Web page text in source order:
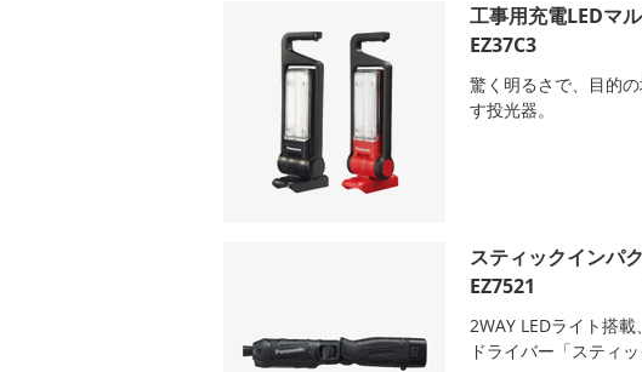
工事用充電LEDマ
EZ37C3
驚く明るさで、目的
す投光器。
スティックインパ
EZ7521
2WAY LEDライト搭
ドライバー「スティッ